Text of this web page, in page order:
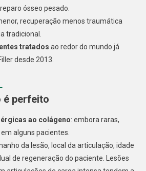
ósseo pesado.
recuperação menos traumática
tradicional.
tratados ao redor do mundo já
desde 2013.
é perfeito
ao colágeno: embora raras,
alguns pacientes.
da lesão, local da articulação, idade
de regeneração do paciente. Lesões